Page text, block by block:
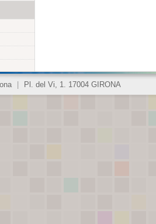
Pl. del Vi, 1. 17004 GIRONA